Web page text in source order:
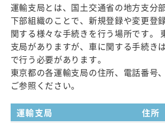
運輸支局とは、国土交通省の地方支分
下部組織のことで、新規登録や変更登
関する様々な手続きを行う場所です。
支局がありますが、車に関する手続き
で行う必要があります。
東京都の各運輸支局の住所、電話番号
ご参照ください。
運輸支局 住所